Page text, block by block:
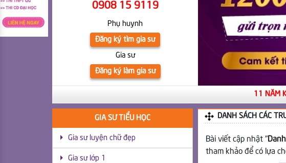
0908 15 9119
Phụ huynh
Đăng ký tìm gia sư
Gia sư
Đăng ký làm gia sư
11 NĂM KINH
DANH SÁCH CÁC
Bài viết cập nhật “
tham khảo để có lựa
GIA SƯ TIỂU HỌC
Gia sư luyện chữ đẹp
Gia sư lớp 1